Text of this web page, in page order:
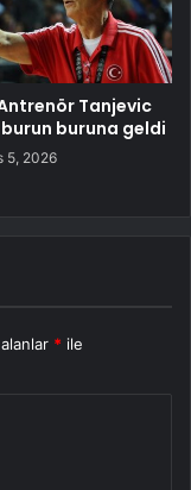
Tanjevic
buruna geldi
5, 2026
* ile